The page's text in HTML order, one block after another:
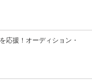
応援！オーディション・